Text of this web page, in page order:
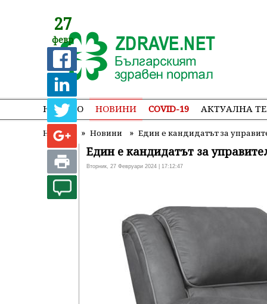
НАЧАЛО НОВИНИ COVID-19 АКТУАЛНА
Начало » Новини » Един е кандидатът за
27
февр
Един е кандидатът за
Вторник, 27 Февруари 2024 | 17:12:47